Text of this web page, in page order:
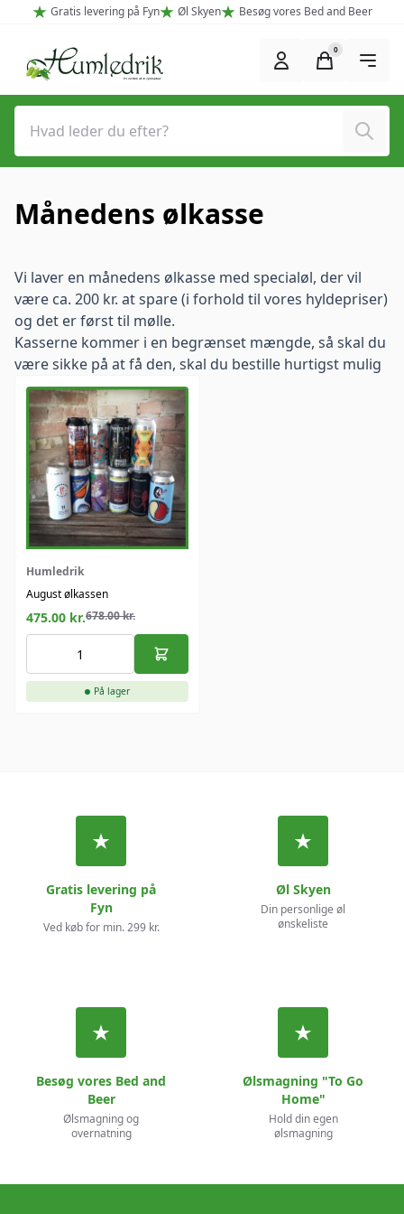
Spring til hovedindhold (Tryk Enter)
Gratis levering på Fyn Øl Skyen Besøg vores Bed and Beer
Søg
0
Månedens ølkasse
Vi laver en månedens ølkasse med specialøl, der vil
være ca. 200 kr. at spare (i forhold til vores hyldepriser)
og det er først til mølle.
Kasserne kommer i en begrænset mængde, så skal du
være sikke på at få den, skal du bestille hurtigst mulig
Humledrik
August ølkassen
475.00 kr.678.00kr.
På lager
Gratis levering på
Fyn
Ved køb for min. 299 kr.
Øl Skyen
Din personlige øl
ønskeliste
Besøg vores Bed and
Beer
Ølsmagning og
overnatning
Ølsmagning "To Go
Home"
Hold din egen
ølsmagning